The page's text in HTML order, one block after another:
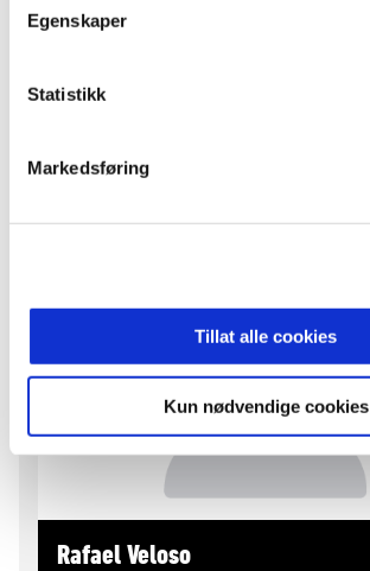
Egenskaper
Statistikk
Markedsføring
Tillat alle cookies
Kun nødvendige cookies
LAGLEDER
E-post
Rafael Veloso